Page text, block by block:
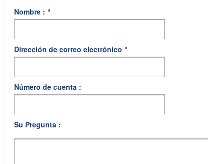
Nombre : *
Dirección de correo electrónico *
Número de cuenta :
Su Pregunta :